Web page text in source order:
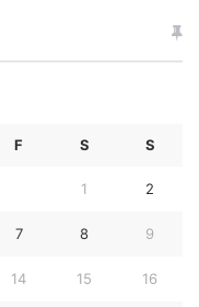
F S S
1 2
7 8 9
14 15 16